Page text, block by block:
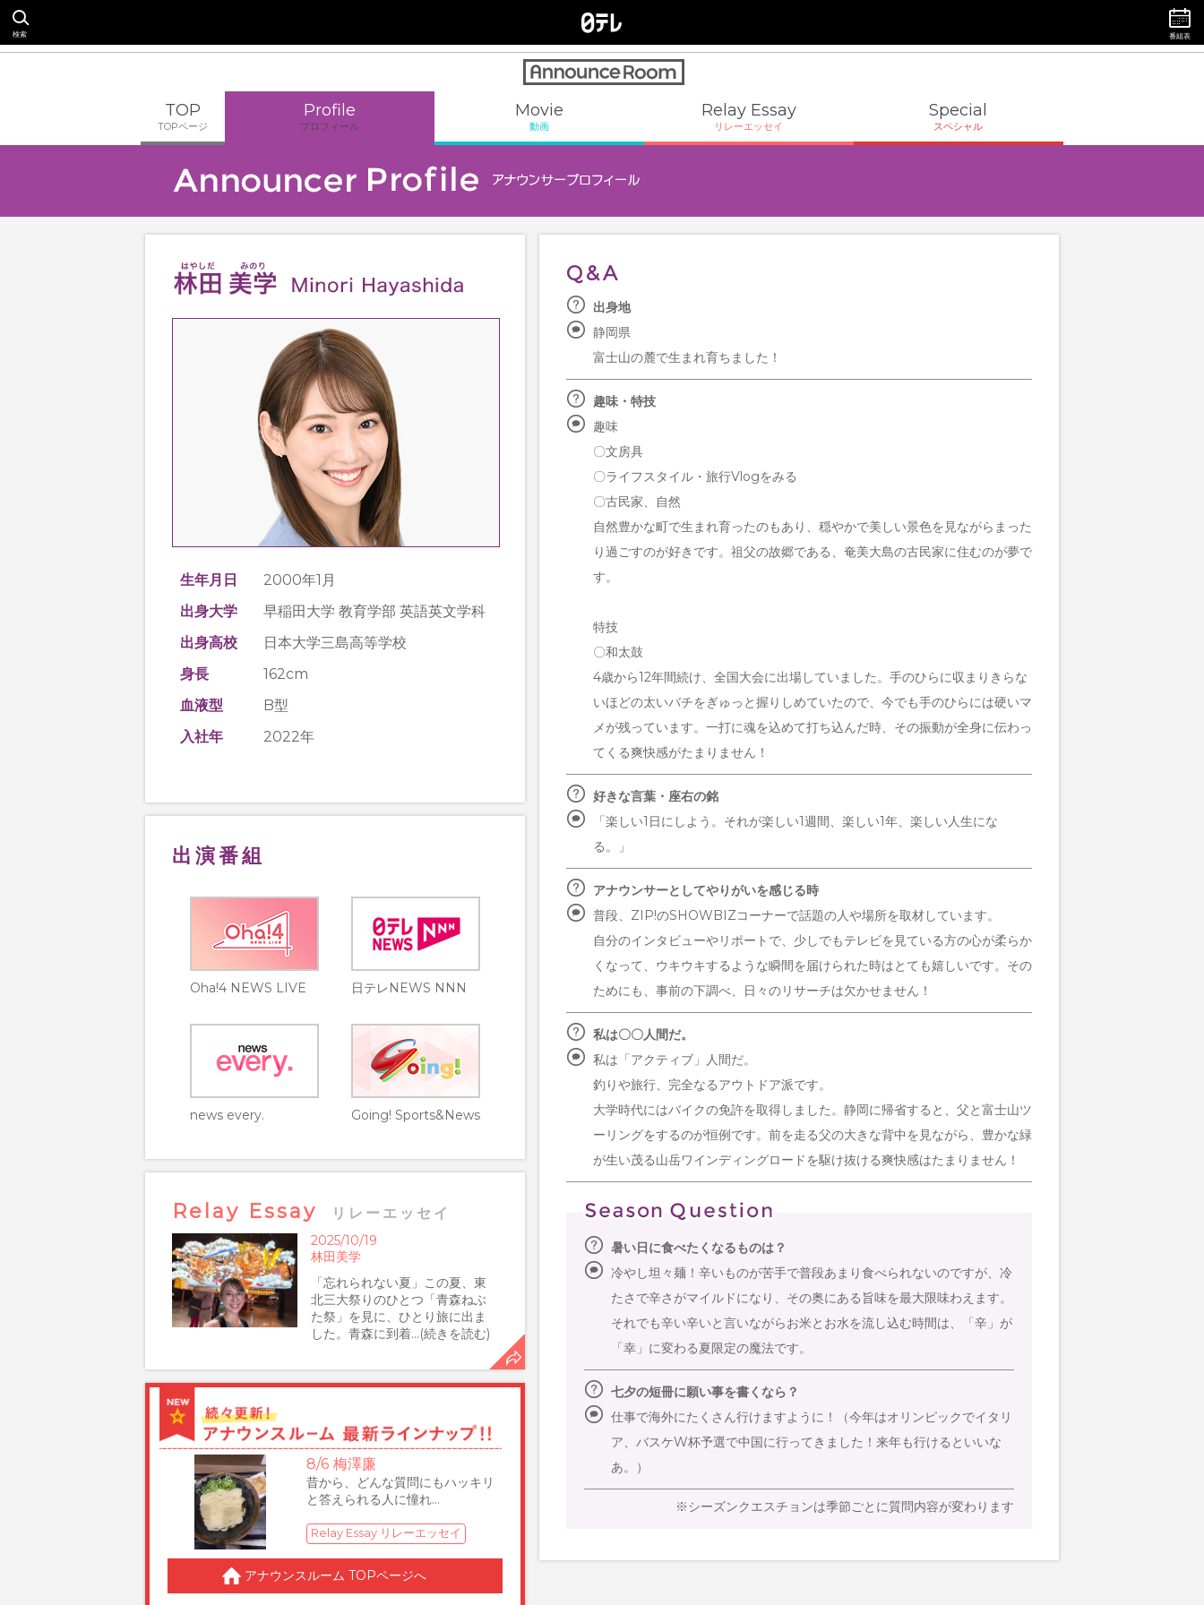
検索 番組表
TOP
TOPページ
Profile
プロフィール
Movie
動画
Relay Essay
リレーエッセイ
Special
スペシャル
生年月日
2000年1月
出身大学
早稲田大学 教育学部 英語英文学科
出身高校
日本大学三島高等学校
身長
162cm
血液型
B型
入社年
2022年
出演番組
Oha!4 NEWS LIVE 日テレNEWS NNN
news every. Going! Sports&News
Relay Essay リレーエッセイ
2025/10/19
林田美学
「忘れられない夏」この夏、東
北三大祭りのひとつ「青森ねぶ
た祭」を見に、ひとり旅に出ま
した。青森に到着…(続きを読む)
Relay Essay リレーエッセイ
8/6 梅澤廉
昔から、どんな質問にもハッキリ
と答えられる人に憧れ…
Relay Essay リレーエッセイ
8/4 後呂有紗
2026年上半期のベストバイは、ス
アナウンスルーム TOPページへ
Q&A
出身地
静岡県
富士山の麓で生まれ育ちました！
趣味・特技
趣味
〇文房具
〇ライフスタイル・旅行Vlogをみる
〇古民家、自然
自然豊かな町で生まれ育ったのもあり、穏やかで美しい景色を見ながらまった
り過ごすのが好きです。祖父の故郷である、奄美大島の古民家に住むのが夢で
す。
特技
〇和太鼓
4歳から12年間続け、全国大会に出場していました。手のひらに収まりきらな
いほどの太いバチをぎゅっと握りしめていたので、今でも手のひらには硬いマ
メが残っています。一打に魂を込めて打ち込んだ時、その振動が全身に伝わっ
てくる爽快感がたまりません！
好きな言葉・座右の銘
「楽しい1日にしよう。それが楽しい1週間、楽しい1年、楽しい人生にな
る。」
アナウンサーとしてやりがいを感じる時
普段、ZIP!のSHOWBIZコーナーで話題の人や場所を取材しています。
自分のインタビューやリポートで、少しでもテレビを見ている方の心が柔らか
くなって、ウキウキするような瞬間を届けられた時はとても嬉しいです。その
ためにも、事前の下調べ、日々のリサーチは欠かせません！
私は〇〇人間だ。
私は「アクティブ」人間だ。
釣りや旅行、完全なるアウトドア派です。
大学時代にはバイクの免許を取得しました。静岡に帰省すると、父と富士山ツ
ーリングをするのが恒例です。前を走る父の大きな背中を見ながら、豊かな緑
が生い茂る山岳ワインディングロードを駆け抜ける爽快感はたまりません！
暑い日に食べたくなるものは？
冷やし坦々麺！辛いものが苦手で普段あまり食べられないのですが、冷
たさで辛さがマイルドになり、その奥にある旨味を最大限味わえます。
それでも辛い辛いと言いながらお米とお水を流し込む時間は、「辛」が
「幸」に変わる夏限定の魔法です。
七夕の短冊に願い事を書くなら？
仕事で海外にたくさん行けますように！（今年はオリンピックでイタリ
ア、バスケW杯予選で中国に行ってきました！来年も行けるといいな
あ。）
※シーズンクエスチョンは季節ごとに質問内容が変わります